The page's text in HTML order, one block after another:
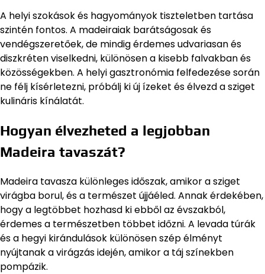
A helyi szokások és hagyományok tiszteletben tartása
szintén fontos. A madeiraiak barátságosak és
vendégszeretőek, de mindig érdemes udvariasan és
diszkréten viselkedni, különösen a kisebb falvakban és
közösségekben. A helyi gasztronómia felfedezése során
ne félj kísérletezni, próbálj ki új ízeket és élvezd a sziget
kulináris kínálatát.
Hogyan élvezheted a legjobban
Madeira tavaszát?
Madeira tavasza különleges időszak, amikor a sziget
virágba borul, és a természet újjáéled. Annak érdekében,
hogy a legtöbbet hozhasd ki ebből az évszakból,
érdemes a természetben többet időzni. A levada túrák
és a hegyi kirándulások különösen szép élményt
nyújtanak a virágzás idején, amikor a táj színekben
pompázik.